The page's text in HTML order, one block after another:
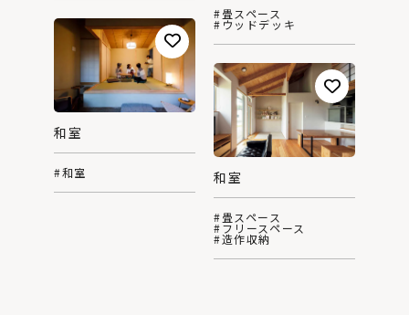
#畳スペース
#ウッドデッキ
和室
#和室 和室
#畳スペース
#フリースペース
#造作収納